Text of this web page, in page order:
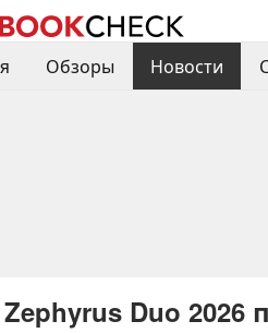
Обзоры Новости
Duo 2026